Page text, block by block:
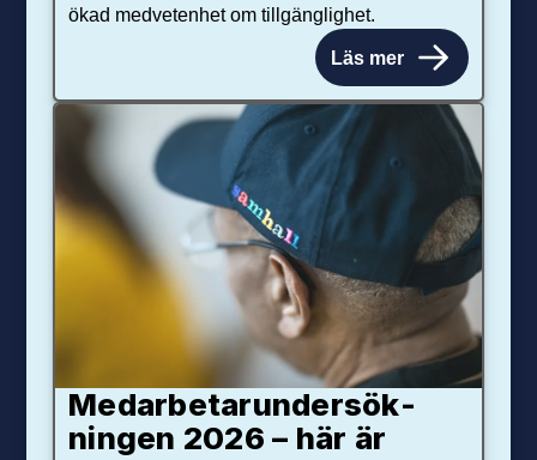
ökad medvetenhet om tillgänglighet.
Läs mer
Medarbetar­under­sök­
ningen 2026 – här är